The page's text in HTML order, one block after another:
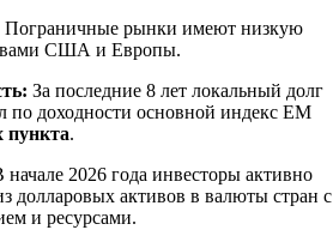
Пограничные рынки имеют низкую
США и Европы.
За последние 8 лет локальный долг
по доходности основной индекс EM
пункта.
начале 2026 года инвесторы активно
долларовых активов в валюты стран с
и ресурсами.